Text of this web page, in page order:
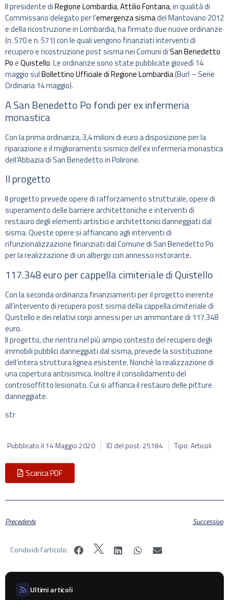
Il presidente diRegione Lombardia,Attilio Fontana, in qualità di
Commissario delegato per l’emergenza sismadel Mantovano 2012
e della ricostruzione in Lombardia, ha firmato due nuove ordinanze
(n. 570 e n. 571) con le quali vengono finanziati interventi di
recupero e ricostruzione post sisma nei Comuni diSan Benedetto
PoeQuistello. Le ordinanze sono state pubblicate giovedì 14
maggio sulBollettino Ufficiale di Regione Lombardia(Burl – Serie
Ordinaria 14 maggio).
A San Benedetto Po fondi per ex infermeria
monastica
Con la prima ordinanza, 3,4 milioni di euro a disposizione per la
riparazione e il miglioramento sismico dell’ex infermeria monastica
dell’Abbazia di San Benedetto in Polirone.
Il progetto
Il progetto prevede opere di rafforzamento strutturale, opere di
superamento delle barriere architettoniche e interventi di
restauro degli elementi artistici e architettonici danneggiati dal
sisma. Queste opere si affiancano agli interventi di
rifunzionalizzazione finanziati dal Comune di San Benedetto Po
per la realizzazione di un albergo con annesso ristorante.
117.348 euro per cappella cimiteriale di Quistello
Con la seconda ordinanza finanziamenti per il progetto inerente
all’intervento di recupero post sisma della cappella cimiteriale di
Quistello e dei relativi corpi annessi per un ammontare di 117.348
euro.
Il progetto, che rientra nel più ampio contesto del recupero degli
immobili pubblici danneggiati dal sisma, prevede la sostituzione
dell’intera struttura lignea esistente. Nonchè la realizzazione di
una copertura antisismica. Inoltre il consolidamento del
controsoffitto lesionato. Cui si affianca il restauro delle pitture
danneggiate.
str
Pubblicato il 14 Maggio 2020 ID del post: 25184 Tipo: Articoli
Scarica PDF
Precedente Successivo
Condividi l'articolo:
Ultimi articoli